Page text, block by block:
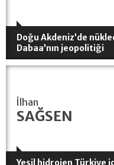
Doğu Akdeniz’de
Dabaa’nın jeopolitiği
İlhan
SAĞSEN
Yeşil hidrojen Türkiye